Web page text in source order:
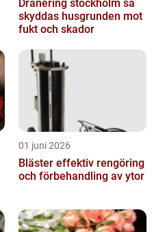
Dränering stockholm så
skyddas husgrunden mot
fukt och skador
01 juni 2026
Bläster effektiv rengöring
och förbehandling av ytor